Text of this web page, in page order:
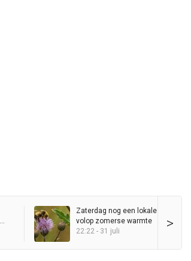
>
Zaterdag nog een lokale bui,
volop zomerse warmte
22:22 - 31 juli